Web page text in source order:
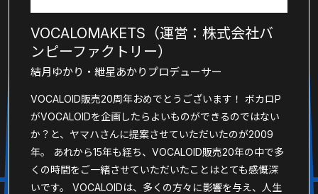
VOCALOMAKETS（運営：株式会社バ
ンピーファクトリー）
結月ゆかり・紲星あかりプロデューサー
VOCALOID販売20周年おめでとうございます！ ボカロP
がVOCALOIDを企画したらよいものができるのではない
か？と、ヤマハさんに提案させていただいたのが2009
年。 あれから15年も経ち、VOCALOID販売20年の中で多
くの時間をご一緒させていただいたことはとても感慨深
いです。 VOCALOIDは、多くの方々に影響を与え、人生